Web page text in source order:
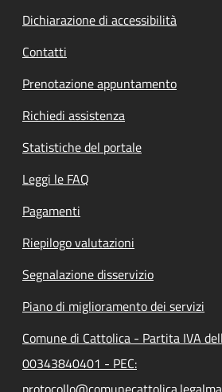
Dichiarazione di accessibilità
Contatti
Prenotazione appuntamento
Richiedi assistenza
Statistiche del portale
Leggi le FAQ
Pagamenti
Riepilogo valutazioni
Segnalazione disservizio
Piano di miglioramento dei servizi
Comune di Cattolica - Partita IVA
00343840401 - PEC: